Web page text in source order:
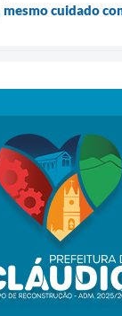
cuidado